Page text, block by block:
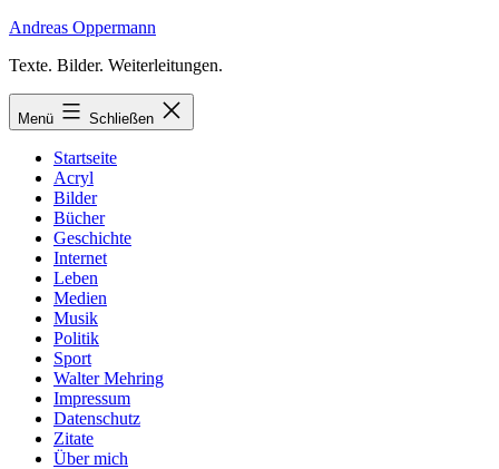
Zum
springen
Andreas Oppermann
Texte. Bilder. Weiterleitungen.
Menü Schließen
Startseite
Acryl
Bilder
Bücher
Geschichte
Internet
Leben
Medien
Musik
Politik
Sport
Walter Mehring
Impressum
Datenschutz
Zitate
Über mich